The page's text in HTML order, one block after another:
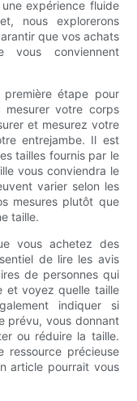
expérience fluide
nous explorerons
que vos achats
conviennent
étape pour
mesurer votre corps
et mesurez votre
entrejambe. Il est
tailles fournis par le
vous conviendra le
varier selon les
mesures plutôt que
taille.
vous achetez des
de lire les avis
de personnes qui
et voyez quelle taille
indiquer si
prévu, vous donnant
ou réduire la taille.
précieuse
article pourrait vous